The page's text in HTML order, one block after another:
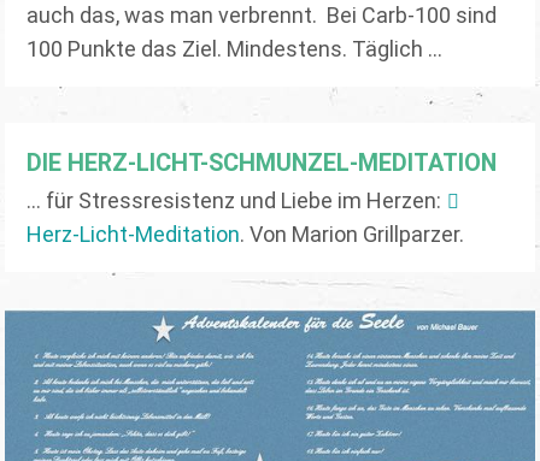
auch das, was man verbrennt. Bei Carb-100 sind
100 Punkte das Ziel. Mindestens. Täglich ...
DIE HERZ-LICHT-SCHMUNZEL-MEDITATION
... für Stressresistenz und Liebe im Herzen:
Herz-Licht-Meditation. Von Marion Grillparzer.